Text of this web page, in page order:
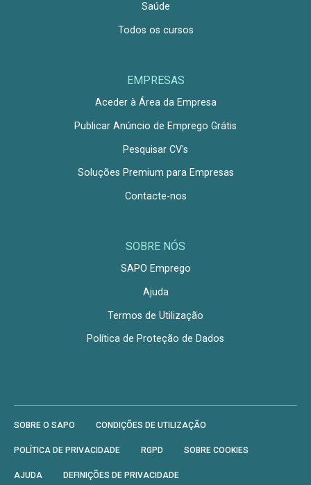
Saúde
Todos os cursos
EMPRESAS
Aceder à Área da Empresa
Publicar Anúncio de Emprego Grátis
Pesquisar CV's
Soluções Premium para Empresas
Contacte-nos
SOBRE NÓS
SAPO Emprego
Ajuda
Termos de Utilização
Política de Proteção de Dados
SOBRE O SAPO CONDIÇÕES DE UTILIZAÇÃO
POLÍTICA DE PRIVACIDADE RGPD SOBRE COOKIES
AJUDA DEFINIÇÕES DE PRIVACIDADE